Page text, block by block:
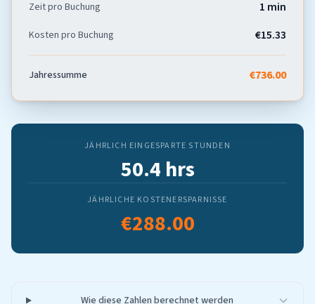
Zeit pro Buchung 1 min
Kosten pro Buchung €15.33
Jahressumme €736.00
JÄHRLICH EINGESPARTE STUNDEN
50.4 hrs
JÄHRLICHE KOSTENERSPARNISSE
€288.00
Wie diese Zahlen berechnet werden